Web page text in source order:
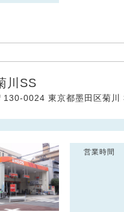
川SS
130-0024 東京都墨田区菊川
営業時間